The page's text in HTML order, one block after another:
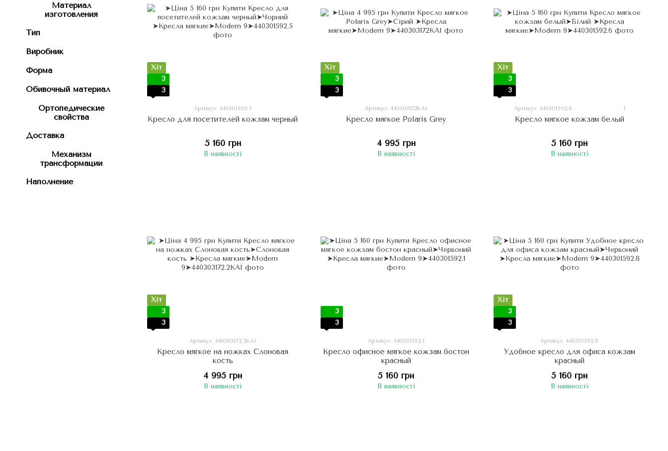
Хіт
3
3
Артикул: 440301592.5
Кресло для посетителей кожзам черный
5 160 грн
В наявності
Хіт
3
3
Артикул: 440303172KAI
Кресло мягкое Polaris Grey
4 995 грн
В наявності
Хіт
3
3
Артикул: 440301592.6 1
Кресло мягкое кожзам белый
5 160 грн
В наявності
Хіт
3
3
Артикул: 440303172.2KAI
Кресло мягкое на ножках Слоновая
кость
4 995 грн
В наявності
3
3
Артикул: 440301592.1
Кресло офисное мягкое кожзам бостон
красный
5 160 грн
В наявності
Хіт
3
3
Артикул: 440301592.8
Удобное кресло для офиса кожзам
красный
5 160 грн
В наявності
Материал
изготовления
Тип
Виробник
Форма
Обивочный материал
Ортопедические
свойства
Доставка
Механизм
трансформации
Наполнение